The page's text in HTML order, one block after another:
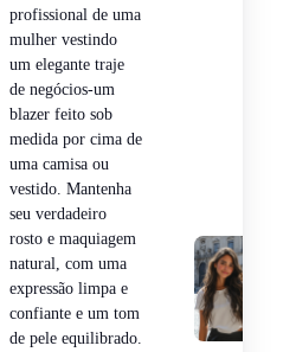
profissional de uma
mulher vestindo
um elegante traje
de negócios-um
blazer feito sob
medida por cima de
uma camisa ou
vestido. Mantenha
seu verdadeiro
rosto e maquiagem
natural, com uma
expressão limpa e
confiante e um tom
de pele equilibrado.